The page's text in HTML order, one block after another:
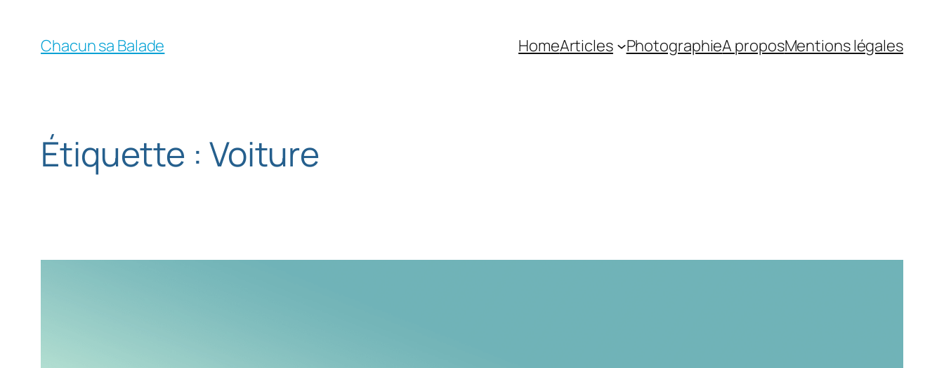
Chacun sa Balade HomeArticles PhotographieA proposMentions légales
Étiquette : Voiture